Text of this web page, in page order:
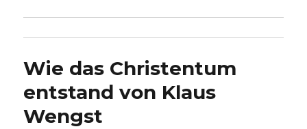
Wie das Christentum
entstand von Klaus
Wengst